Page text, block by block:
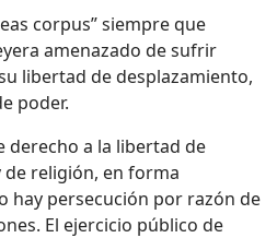
corpus” siempre que
amenazado de sufrir
libertad de desplazamiento,
poder.
derecho a la libertad de
de religión, en forma
hay persecución por razón de
El ejercicio público de